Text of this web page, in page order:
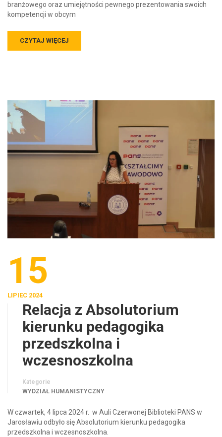
branżowego oraz umiejętności pewnego prezentowania swoich
kompetencji w obcym
CZYTAJ WIĘCEJ
15
LIPIEC 2024
Relacja z Absolutorium
kierunku pedagogika
przedszkolna i
wczesnoszkolna
Kategorie
WYDZIAŁ HUMANISTYCZNY
W czwartek, 4 lipca 2024 r. w Auli Czerwonej Biblioteki PANS w
Jarosławiu odbyło się Absolutorium kierunku pedagogika
przedszkolna i wczesnoszkolna.